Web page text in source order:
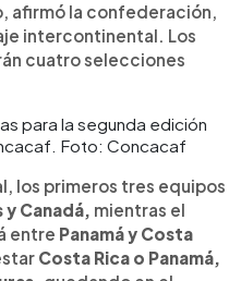
afirmó la confederación,
intercontinental. Los
cuatro selecciones
para la segunda edición
Foto: Concacaf
los primeros tres equipos
Canadá, mientras el
entre Panamá y Costa
Costa Rica o Panamá,